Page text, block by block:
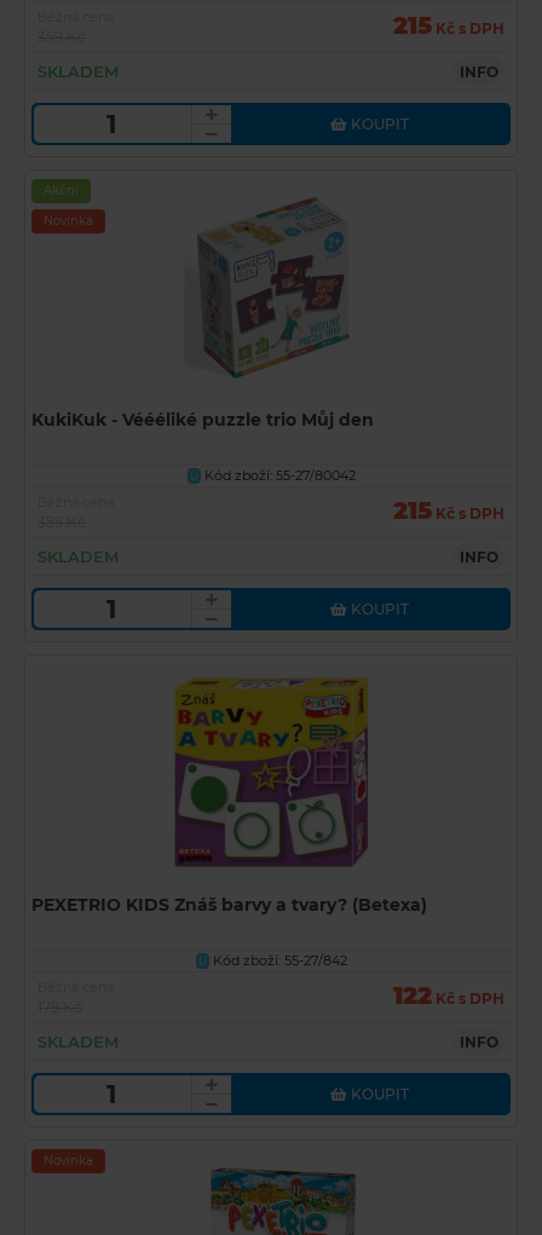
215 Kč s DPH
SKLADEM INFO
KOUPIT
Akční
Novinka
KukiKuk - Véééliké puzzle trio Můj den
U Kód zboží: 55-27/80042
215 Kč s DPH
SKLADEM INFO
KOUPIT
PEXETRIO KIDS Znáš barvy a tvary? (Betexa)
U Kód zboží: 55-27/842
122 Kč s DPH
SKLADEM INFO
KOUPIT
Novinka